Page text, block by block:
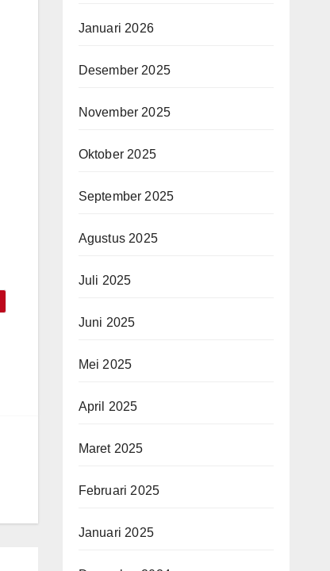
Januari 2026
Desember 2025
November 2025
Oktober 2025
September 2025
Agustus 2025
Juli 2025
Juni 2025
Mei 2025
April 2025
Maret 2025
Februari 2025
Januari 2025